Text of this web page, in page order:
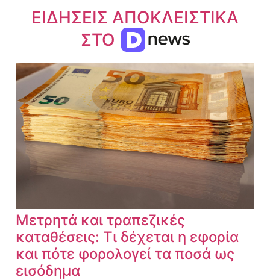
ΕΙΔΗΣΕΙΣ ΑΠΟΚΛΕΙΣΤΙΚΑ
ΣΤΟ
Μετρητά και τραπεζικές
καταθέσεις: Τι δέχεται η εφορία
και πότε φορολογεί τα ποσά ως
εισόδημα